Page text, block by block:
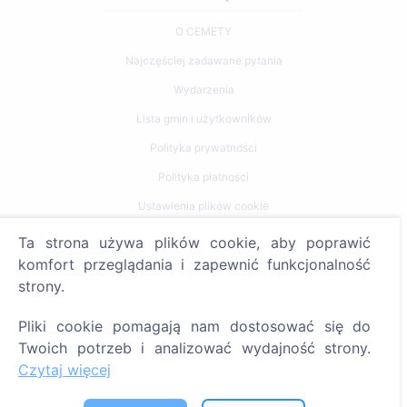
O CEMETY
Najczęściej zadawane pytania
Wydarzenia
Lista gmin i użytkowników
Polityka prywatności
Polityka płatności
Ustawienia plików cookie
Szukaj
Usługi
Kontakty
Ta strona używa plików cookie, aby poprawić
komfort przeglądania i zapewnić funkcjonalność
strony.
Pliki cookie pomagają nam dostosować się do
Twoich potrzeb i analizować wydajność strony.
Czytaj więcej